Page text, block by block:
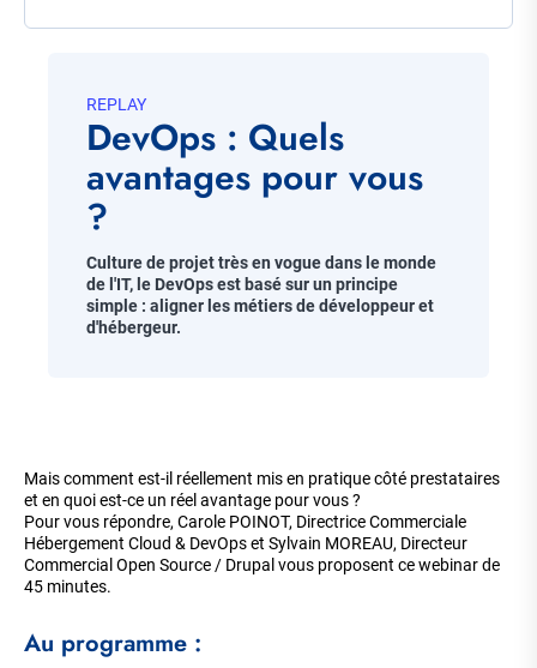
REPLAY
DevOps : Quels
avantages pour vous
?
Chapo
Culture de projet très en vogue dans le monde
de l'IT, le DevOps est basé sur un principe
simple : aligner les métiers de développeur et
d'hébergeur.
de
la
page
Mais comment est-il réellement mis en pratique côté prestataires
et en quoi est-ce un réel avantage pour vous ?
Pour vous répondre, Carole POINOT, Directrice Commerciale
Hébergement Cloud & DevOps et Sylvain MOREAU, Directeur
Commercial Open Source / Drupal vous proposent ce webinar de
45 minutes.
Au programme :